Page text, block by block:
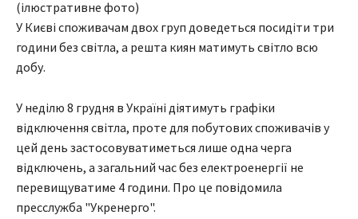
(ілюстративне фото)
У Києві споживачам двох груп доведеться посидіти три
години без світла, а решта киян матимуть світло всю
добу.
У неділю 8 грудня в Україні діятимуть графіки
відключення світла, проте для побутових споживачів у
цей день застосовуватиметься лише одна черга
відключень, а загальний час без електроенергії не
перевищуватиме 4 години. Про це повідомила
пресслужба "Укренерго".